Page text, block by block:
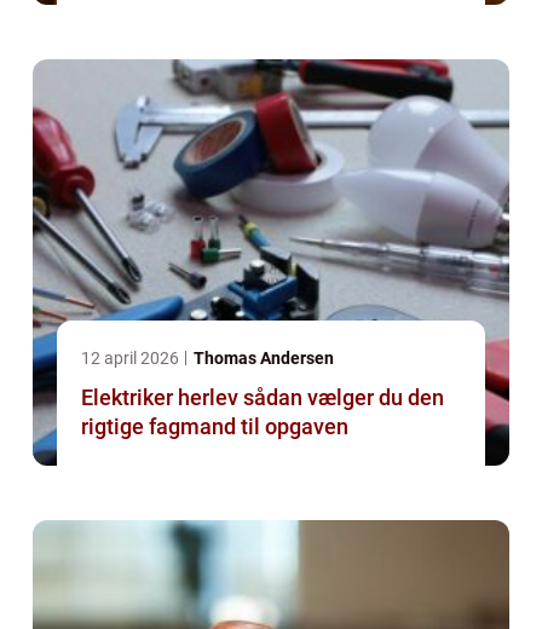
12 april 2026 Thomas Andersen
Elektriker herlev sådan vælger du den
rigtige fagmand til opgaven